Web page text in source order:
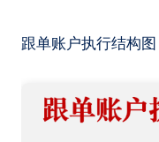
跟单账户执行结构图